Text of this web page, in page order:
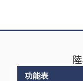
功能表